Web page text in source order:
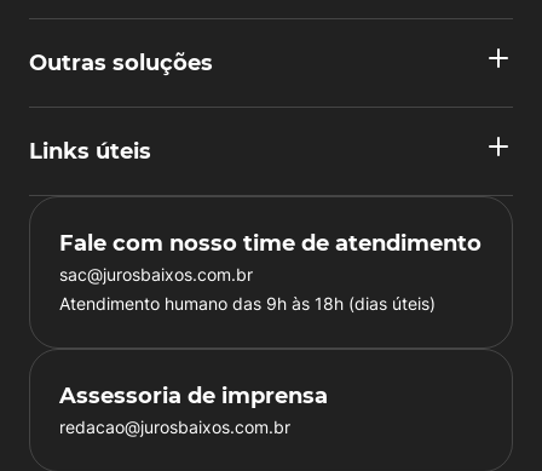
Outras soluções
Links úteis
Fale com nosso time de atendimento
sac@jurosbaixos.com.br
Atendimento humano das 9h às 18h (dias úteis)
Assessoria de imprensa
redacao@jurosbaixos.com.br